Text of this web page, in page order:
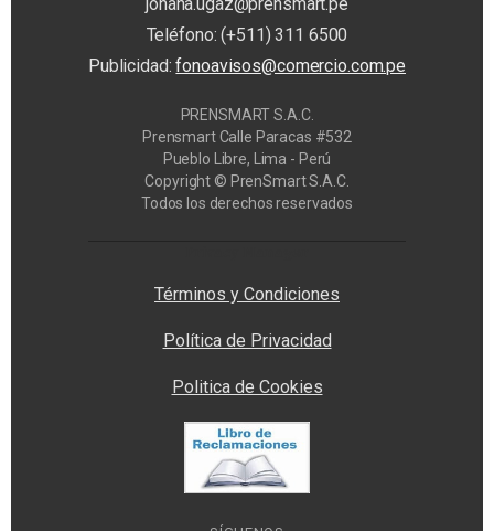
Teléfono: (+511) 311 6500
Publicidad:fonoavisos@comercio.com.pe
PRENSMART S.A.C.
Prensmart Calle Paracas #532
Pueblo Libre, Lima - Perú
Copyright © PrenSmart S.A.C.
Todos los derechos reservados
Términos y Condiciones
Política de Privacidad
Politica de Cookies